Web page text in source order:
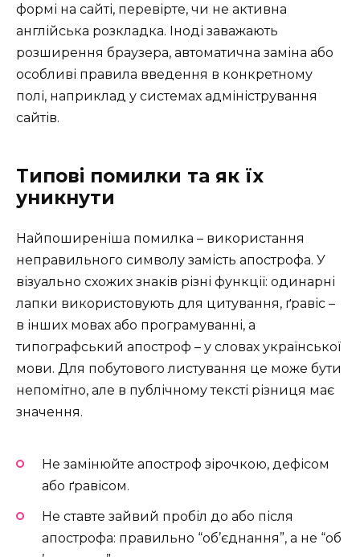
формі на сайті, перевірте, чи не активна
англійська розкладка. Іноді заважають
розширення браузера, автоматична заміна або
особливі правила введення в конкретному
полі, наприклад у системах адміністрування
сайтів.
Типові помилки та як їх
уникнути
Найпоширеніша помилка – використання
неправильного символу замість апострофа. У
візуально схожих знаків різні функції: одинарні
лапки використовують для цитування, ґравіс –
в інших мовах або програмуванні, а
типографський апостроф – у словах української
мови. Для побутового листування це може бути
непомітно, але в публічному тексті різниця має
значення.
Не замінюйте апостроф зірочкою, дефісом
або ґравісом.
Не ставте зайвий пробіл до або після
апострофа: правильно “об’єднання”, а не “об